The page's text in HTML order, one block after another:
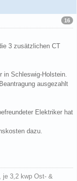
16
3 zusätzlichen CT
in Schleswig-Holstein.
ausgezahlt
Elektriker hat
dazu.
je 3,2 kwp Ost- &